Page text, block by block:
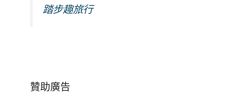
踏步趣旅行
贊助廣告